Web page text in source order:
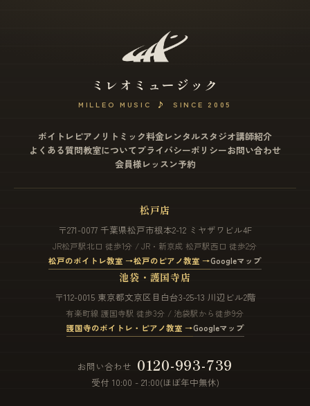
ミレオミュージック
MILLEO MUSIC ♪ SINCE 2005
ボイトレ ピアノ リトミック料金レンタルスタジオ講師紹介
よくある質問教室について プライバシーポリシーお問い合わせ
会員様レッスン予約
松戸店
〒271-0077 千葉県松戸市根本2-12 ミヤザワビル4F
JR松戸駅北口 徒歩1分 / JR・新京成 松戸駅西口 徒歩2分
松戸のボイトレ教室 →松戸のピアノ教室 →Googleマップ
池袋・護国寺店
〒112-0015 東京都文京区目白台3-25-13 川辺ビル2階
有楽町線 護国寺駅 徒歩3分 / 池袋駅から徒歩9分
護国寺のボイトレ・ピアノ教室 →Googleマップ
お問い合わせ 0120-993-739
受付 10:00 - 21:00(ほぼ年中無休)